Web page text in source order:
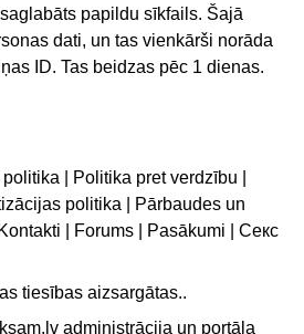
papildu sīkfails. Šajā
dati, un tas vienkārši norāda
ID. Tas beidzas pēc 1 dienas.
politika Politika pret verdzību
politika
Pārbaudes un
Kontakti Forums Pasākumi
Секс
tiesības aizsargātas..
administrācija un portāla